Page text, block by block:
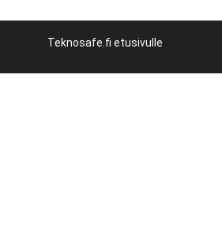
Teknosafe.fi etusivulle